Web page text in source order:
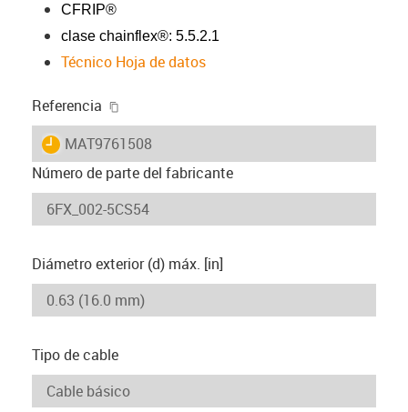
CFRIP®
clase chainflex®: 5.5.2.1
Técnico Hoja de datos
Referencia
igus-icon-lieferzeit
MAT9761508
Número de parte del fabricante
Diámetro exterior (d) máx. [in]
Tipo de cable